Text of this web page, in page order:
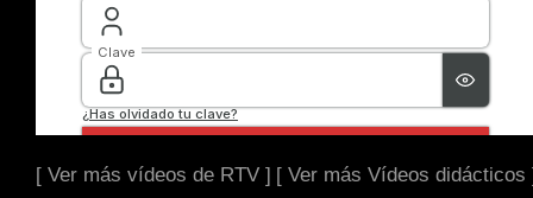
[ Ver más vídeos de RTV ] [ Ver más Vídeos didácticos